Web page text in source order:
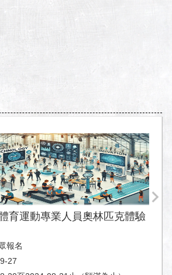
育運動專業人員奧林匹克體驗
報名
27